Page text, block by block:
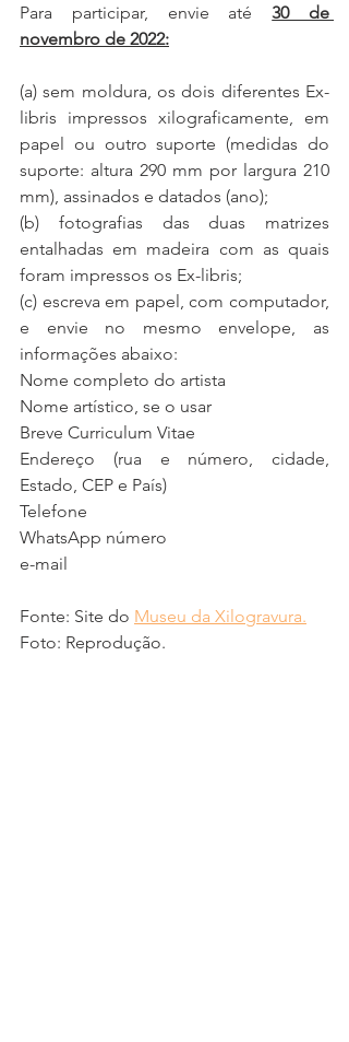
Para participar, envie até 30 de
novembro de 2022:
(a) sem moldura, os dois diferentes Ex-
libris impressos xilograficamente, em
papel ou outro suporte (medidas do
suporte: altura 290 mm por largura 210
mm), assinados e datados (ano);
(b) fotografias das duas matrizes
entalhadas em madeira com as quais
foram impressos os Ex-libris;
(c) escreva em papel, com computador,
e envie no mesmo envelope, as
informações abaixo:
Nome completo do artista
Nome artístico, se o usar
Breve Curriculum Vitae
Endereço (rua e número, cidade,
Estado, CEP e País)
Telefone
WhatsApp número
e-mail
Fonte: Site do Museu da Xilogravura.
Foto: Reprodução.